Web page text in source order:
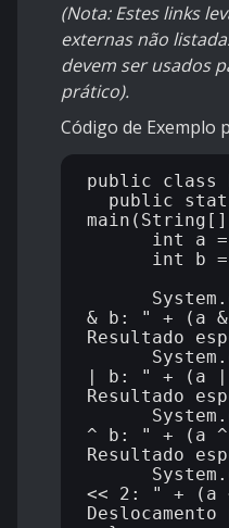
(Nota: Estes links
externas não
devem ser usados
prático).
Código de Exemplo
public class
& b: " + (a
Resultado
| b: " + (a
Resultado
^ b: " + (a
Resultado
<< 2: " +